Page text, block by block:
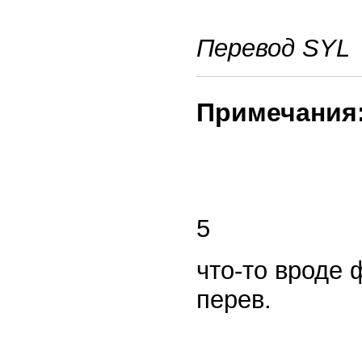
Перевод SYL
5
что-то
перев.